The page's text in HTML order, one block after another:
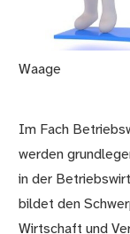
Waage
Im Fach
werden
in der
bildet den
Wirtschaft und